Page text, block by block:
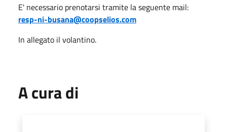
E' necessario prenotarsi tramite la seguente mail:
resp-ni-busana@coopselios.com
In allegato il volantino.
A cura di